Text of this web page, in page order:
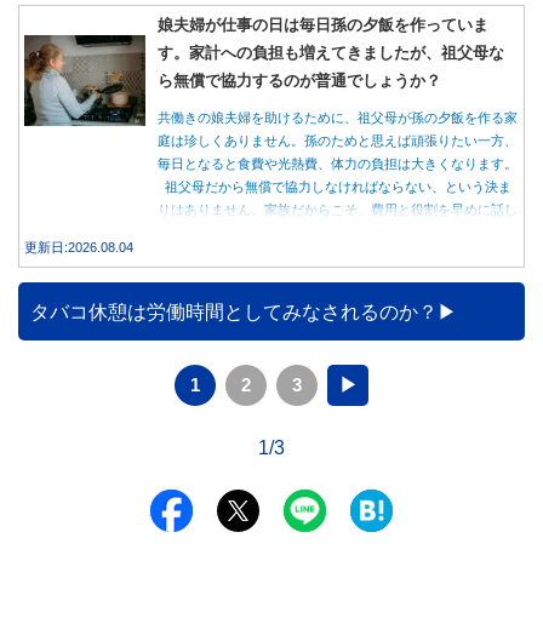
娘夫婦が仕事の日は毎日孫の夕飯を作っていま
す。家計への負担も増えてきましたが、祖父母な
ら無償で協力するのが普通でしょうか？
共働きの娘夫婦を助けるために、祖父母が孫の夕飯を作る家
庭は珍しくありません。孫のためと思えば頑張りたい一方、
毎日となると食費や光熱費、体力の負担は大きくなります。
祖父母だから無償で協力しなければならない、という決ま
りはありません。家族だからこそ、費用と役割を早めに話し
更新日:2026.08.04
タバコ休憩は労働時間としてみなされるのか？
1 2 3 ▶
1/3